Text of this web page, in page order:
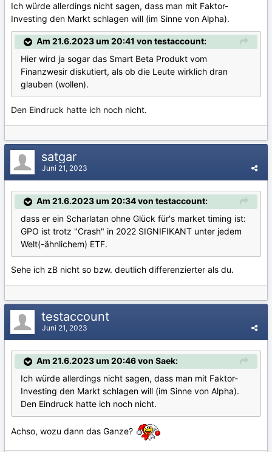
Ich würde allerdings nicht sagen, dass man mit Faktor-
Investing den Markt schlagen will (im Sinne von Alpha).
Am 21.6.2023 um 20:41 von testaccount:
Hier wird ja sogar das Smart Beta Produkt vom
Finanzwesir diskutiert, als ob die Leute wirklich dran
glauben (wollen).
Den Eindruck hatte ich noch nicht.
satgar
Juni 21, 2023
Am 21.6.2023 um 20:34 von testaccount:
dass er ein Scharlatan ohne Glück für's market timing ist:
GPO ist trotz "Crash" in 2022 SIGNIFIKANT unter jedem
Welt(-ähnlichem) ETF.
Sehe ich zB nicht so bzw. deutlich differenzierter als du.
testaccount
Juni 21, 2023
Am 21.6.2023 um 20:46 von Saek:
Ich würde allerdings nicht sagen, dass man mit Faktor-
Investing den Markt schlagen will (im Sinne von Alpha).
Den Eindruck hatte ich noch nicht.
Achso, wozu dann das Ganze?